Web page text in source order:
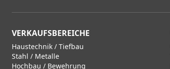
VERKAUFSBEREICHE
Haustechnik / Tiefbau
Stahl / Metalle
Hochbau / Bewehrung